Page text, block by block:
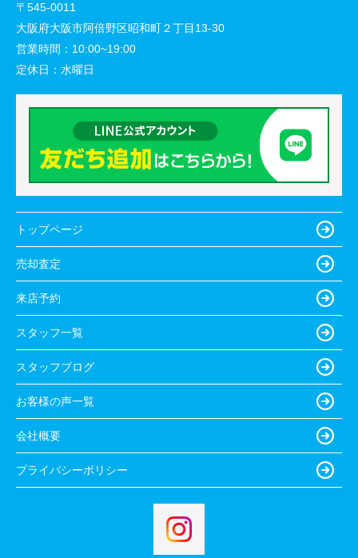
〒545-0011
大阪府大阪市阿倍野区昭和町２丁目13-30
営業時間： 10:00~19:00
定休日： 水曜日
トップページ
売却査定
来店予約
スタッフ一覧
スタッフブログ
お客様の声一覧
会社概要
プライバシーポリシー